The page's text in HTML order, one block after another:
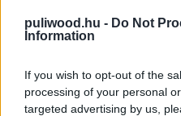
puliwood.hu - Do Not
Information
If you wish to opt-out of the
processing of your personal
targeted advertising by us,
alapjáraton nagy fekete
nézőt. Ha ezen túltettük